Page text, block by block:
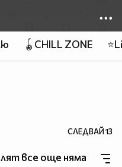
🪀CHILL ZONE
СЛЕДВАЙ13
все още няма